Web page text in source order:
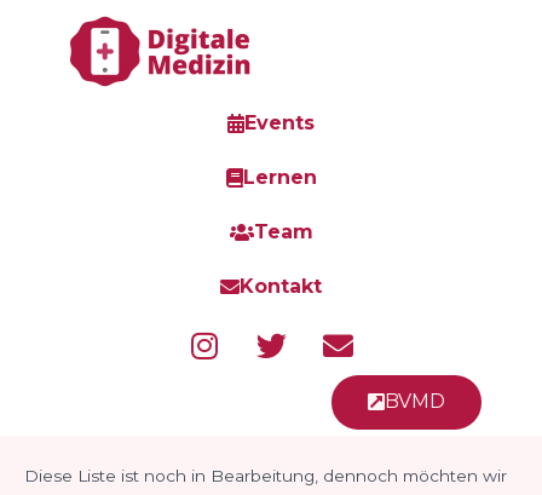
Events
Lernen
Team
Kontakt
BVMD
Diese Liste ist noch in Bearbeitung, dennoch möchten wir